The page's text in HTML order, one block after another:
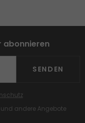
abonnieren
SENDEN
andere Angebote